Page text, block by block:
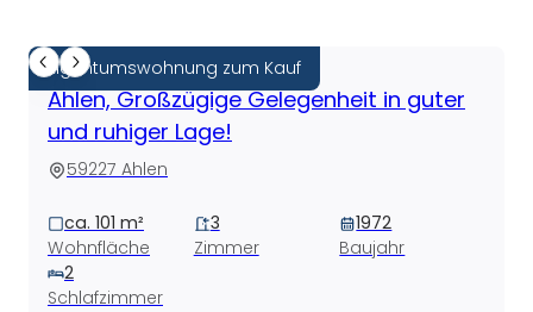
Eigentumswohnung zum Kauf
Ahlen, Großzügige Gelegenheit in guter
und ruhiger Lage!
59227 Ahlen
ca. 101 m²
Wohnfläche
3
Zimmer
1972
Baujahr
2
Schlafzimmer